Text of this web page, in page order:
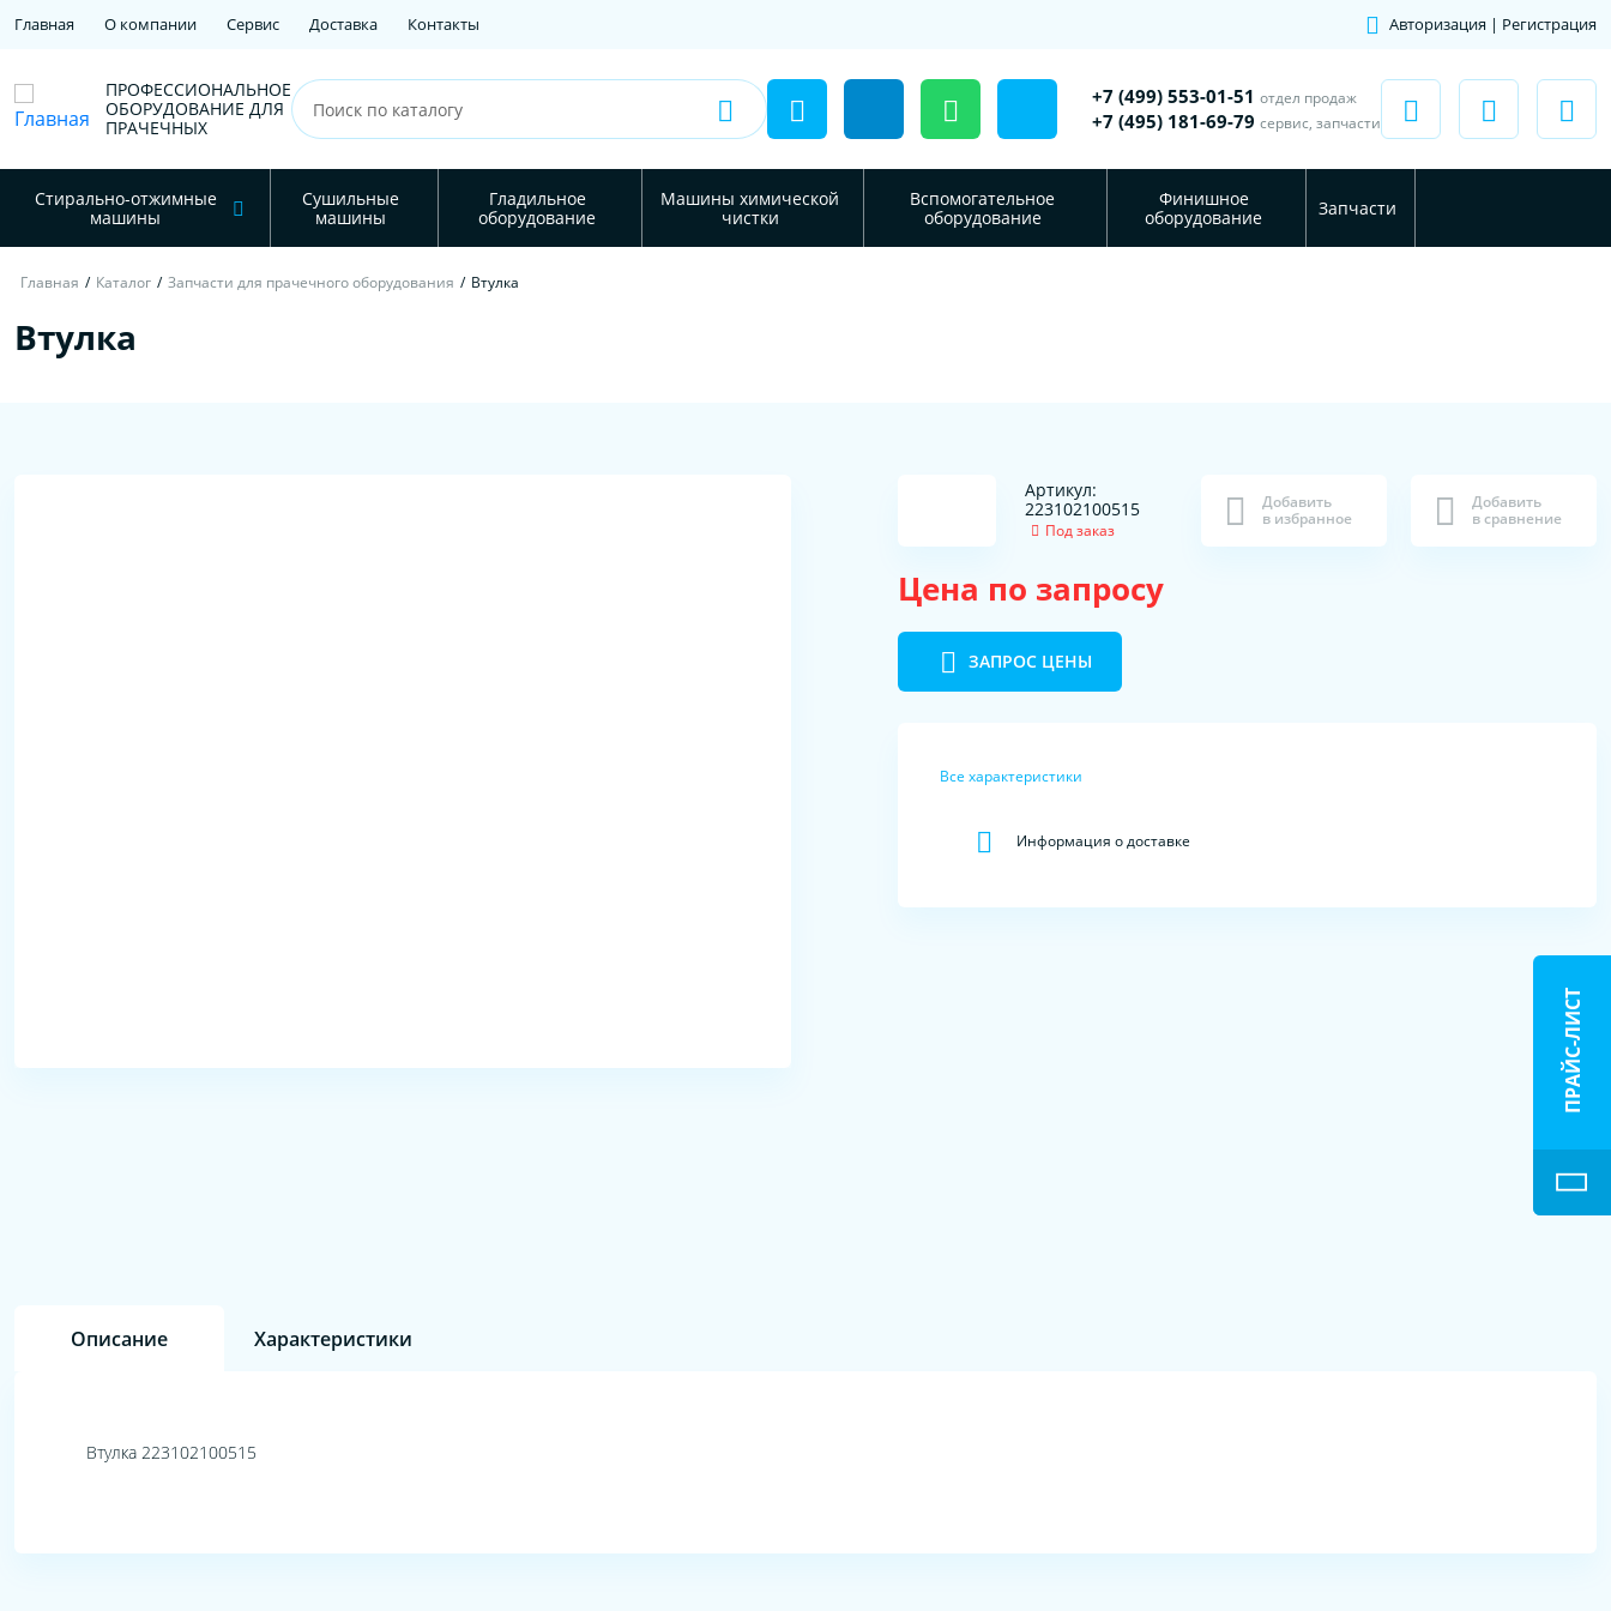
Главная О компании Сервис Доставка Контакты Авторизация | Регистрация
ПРОФЕССИОНАЛЬНОЕ
ОБОРУДОВАНИЕ ДЛЯ
ПРАЧЕЧНЫХ
+7 (499) 553-01-51 отдел продаж
+7 (495) 181-69-79 сервис, запчасти
Стирально-отжимные
машины
Сушильные
машины
Гладильное
оборудование
Машины химической
чистки
Вспомогательное
оборудование
Финишное
оборудование
Запчасти
Главная / Каталог / Запчасти для прачечного оборудования / Втулка
Втулка
Артикул:
223102100515
Под заказ
Добавить
в избранное
Добавить
в сравнение
Цена по запросу
ЗАПРОС ЦЕНЫ
Все характеристики
Информация о доставке
Описание Характеристики
Втулка 223102100515
ПРАЙС-ЛИСТ